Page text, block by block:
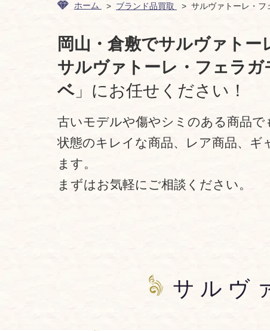
ホーム ブランド品買取 サルヴァトーレ・フ
岡山・倉敷でサルヴァト
サルヴァトーレ・フェラガ
ベ 」にお任せください！
古いモデルや傷やシミのある商品で
状態のキレイな商品、レア商品、
ます。
まずはお気軽にご相談ください。
サルヴ